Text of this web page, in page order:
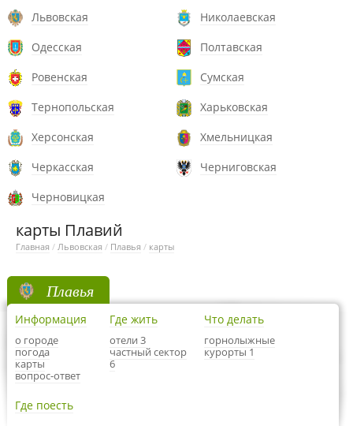
Львовская
Николаевская
Одесская
Полтавская
Ровенская
Сумская
Тернопольская
Харьковская
Херсонская
Хмельницкая
Черкасская
Черниговская
Черновицкая
карты Плавий
Главная / Львовская / Плавья / карты
Плавья
Информация
о городе
погода
карты
вопрос-ответ
Где жить
отели 3
частный сектор
6
Что делать
горнолыжные
курорты 1
Где поесть